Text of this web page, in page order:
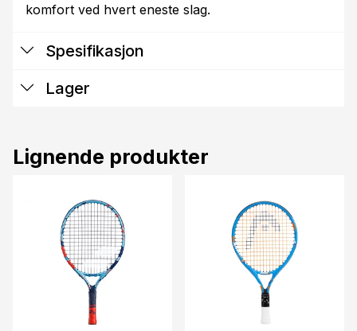
komfort ved hvert eneste slag.
Spesifikasjon
Lager
Lignende produkter